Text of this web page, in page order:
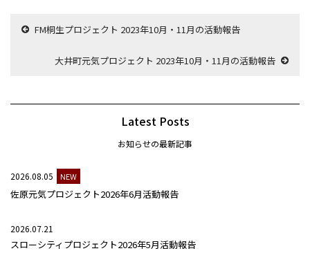
FM桐生プロジェクト 2023年10月・11月の活動報告
大井町元気プロジェクト 2023年10月・11月の活動報告
Latest Posts
お知らせの最新記事
2026.08.05 NEW
佐原元気プロジェクト2026年6月活動報告
2026.07.21
スローシティプロジェクト2026年5月活動報告